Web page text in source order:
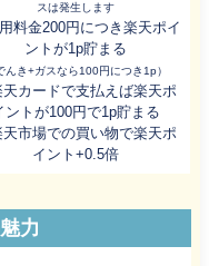
スは発生します
用料金200円につき楽天ポイ
ントが1p貯まる
んき+ガスなら100円につき1p）
天カードで支払えば楽天ポ
ントが100円で1p貯まる
天市場での買い物で楽天ポ
イント+0.5倍
力